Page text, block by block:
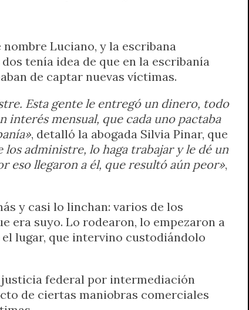
Luciano, y la escribana
tenía idea de que en la escribanía
de captar nuevas víctimas.
Esta gente le entregó un dinero, todo
mensual, que cada uno pactaba
, detalló la abogada Silvia Pinar, que
administre, lo haga trabajar y le dé un
eso llegaron a él, que resultó aún peor»,
y casi lo linchan: varios de los
era suyo. Lo rodearon, lo empezaron a
lugar, que intervino custodiándolo
justicia federal por intermediación
de ciertas maniobras comerciales